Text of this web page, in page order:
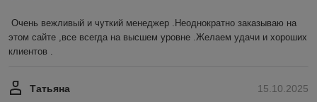
Очень вежливый и чуткий менеджер .Неоднократно заказываю на
этом сайте ,все всегда на высшем уровне .Желаем удачи и хороших
клиентов .
15.10.2025
Татьяна